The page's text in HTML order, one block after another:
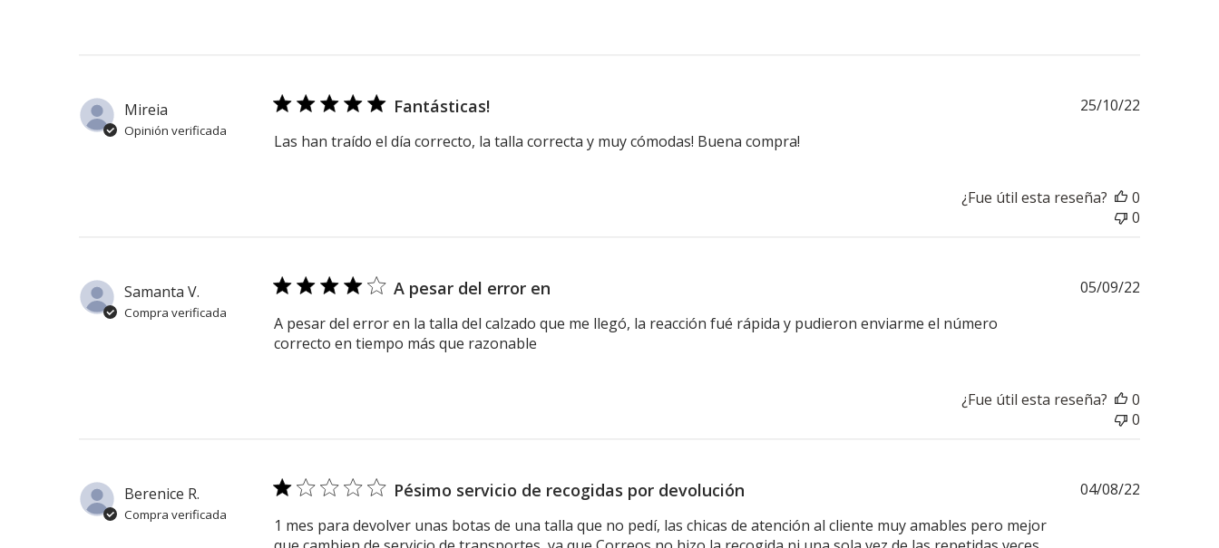
Mireia
Opinión verificada
Fantásticas!
Las han traído el día correcto, la talla correcta y muy cómodas! Buena compra!
25/10/22
¿Fue útil esta reseña?
0
0
Samanta V.
Compra verificada
A pesar del error en
A pesar del error en la talla del calzado que me llegó, la reacción fué rápida y pudieron enviarme el número
correcto en tiempo más que razonable
05/09/22
¿Fue útil esta reseña?
0
0
Berenice R.
Compra verificada
Pésimo servicio de recogidas por devolución
1 mes para devolver unas botas de una talla que no pedí, las chicas de atención al cliente muy amables pero mejor
04/08/22